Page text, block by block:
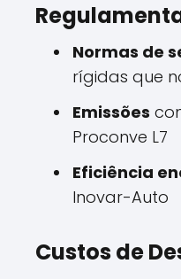
Normas de
rígidas que
Emissões
Proconve L7
Eficiência
Inovar-Auto
Custos de